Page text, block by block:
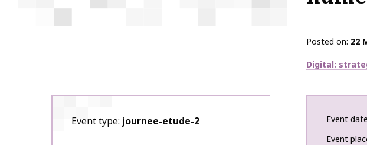
Posted on 22
Thématiques
Digital:
Event type journee-etude-2 Event
Event